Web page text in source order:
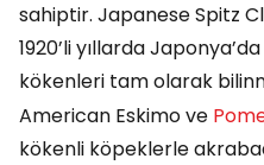
sahiptir. Japanese Spitz
1920’li yıllarda
kökenleri tam olarak
American Eskimo ve
kökenli köpeklerle